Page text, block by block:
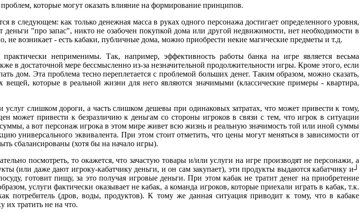
которые могут оказать влияние на формирование принципов.
в следующем: как только денежная масса в руках одного персонажа достигает определенного уровня,
"про запас", никто не озабочен покупкой дома или другой недвижимости, нет необходимости в
возникает - есть кабаки, публичные дома, можно приобрести некие магические предметы и т.д.
неприменимы. Так, например, эффективность работы банка на игре является весьма
в достаточной мере бессмысленно из-за незначительной продолжительности игры. Кроме этого, если
дом. Эта проблема тесно переплетается с проблемой больших денег. Таким образом, можно сказать,
вещей, которые в реальной жизни для него являются значимыми (классические примеры - квартира,
услуг слишком дороги, а часть слишком дешевы при одинаковых затратах, что может привести к тому,
может привести к безразличию к деньгам со стороны игроков в связи с тем, что игрок в ситуации
а вот персонаж игрока в этом мире живет всю жизнь и реальную значимость той или иной суммы
универсального эквивалента. При этом стоит отметить, что цены могут меняться в зависимости от
сбалансированы (хотя бы на начало игры).
посмотреть, то окажется, что зачастую товары и/или услуги на игре производят не персонажи, а
(или даже дают игроку-кабатчику деньги, и он сам закупает), эти продукты выдаются кабатчику и┘
готовит пищу, за это получая игровые деньги. При этом кабак не тратит денег на приобретение
услуги фактически оказывает не кабак, а команда игроков, которые приехали играть в кабак, т.к.
потребитель (дров, воды, продуктов). К тому же данная ситуация приводит к тому, что в кабаке
их тратить не на что.